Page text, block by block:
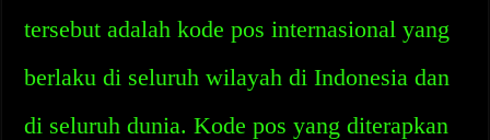
tersebut adalah kode pos internasional yang
berlaku di seluruh wilayah di Indonesia dan
di seluruh dunia. Kode pos yang diterapkan